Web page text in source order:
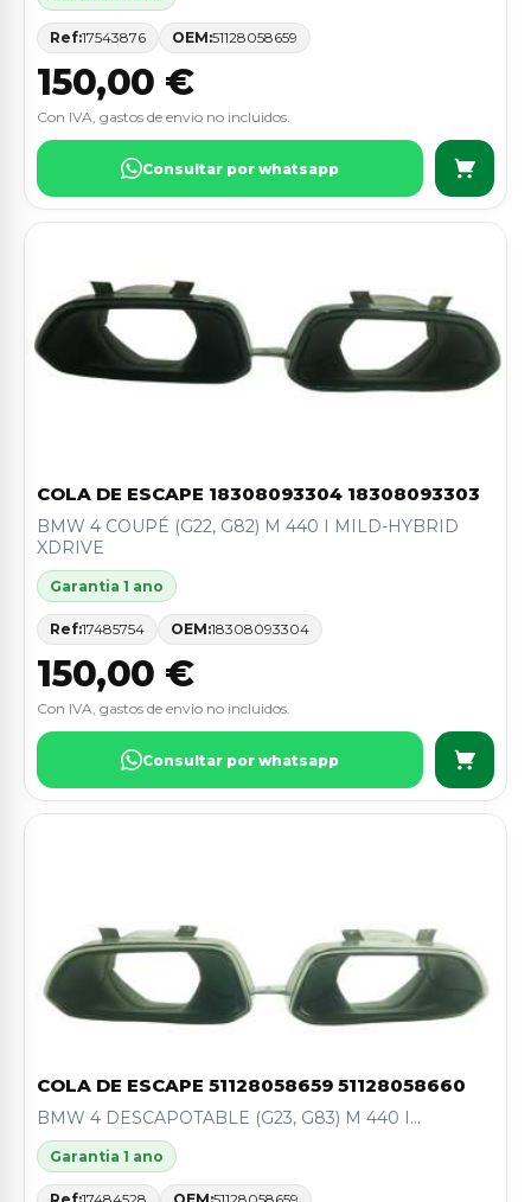
Ref:17543876 OEM:51128058659
150,00 €
Con IVA, gastos de envio no incluidos.
Consultar por whatsapp
COLA DE ESCAPE 18308093304 18308093303
BMW 4 COUPÉ (G22, G82) M 440 I MILD-HYBRID
XDRIVE
Garantia 1 ano
Ref:17485754 OEM:18308093304
150,00 €
Con IVA, gastos de envio no incluidos.
Consultar por whatsapp
COLA DE ESCAPE 51128058659 51128058660
BMW 4 DESCAPOTABLE (G23, G83) M 440 I...
Garantia 1 ano